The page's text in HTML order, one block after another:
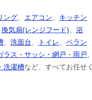
ング エアコン
キッチン
換気扇(レンジフード)
浴
洗面台 トイレ
ベラン
ラス・サッシ・網戸・雨戸
洗濯槽など、すべてお任せく